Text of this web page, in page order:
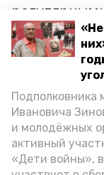
Подполковника
Ивановича
и молодёжных
активный
«Дети войны»,
«Всё будет
обращений
вопросов
нарастать,
темп», –
Владимиров.